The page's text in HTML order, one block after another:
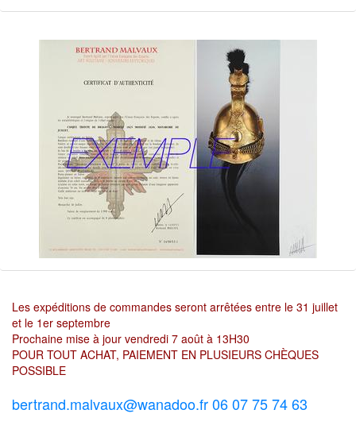
Les expéditions de commandes seront arrêtées entre le 31 juillet
et le 1er septembre
Prochaine mise à jour vendredi 7 août à 13H30
POUR TOUT ACHAT, PAIEMENT EN PLUSIEURS CHÈQUES
POSSIBLE
bertrand.malvaux@wanadoo.fr 06 07 75 74 63